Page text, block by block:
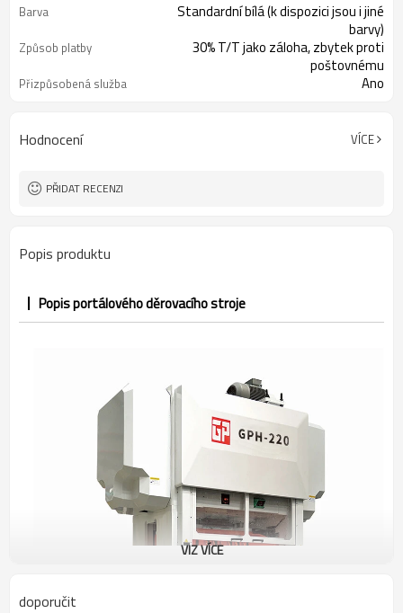
Barva
Standardní bílá (k dispozici jsou i jiné
barvy)
Způsob platby
30% T/T jako záloha, zbytek proti
poštovnému
Přizpůsobená služba Ano
Hodnocení VÍCE
PŘIDAT RECENZI
Popis produktu
Popis portálového děrovacího stroje
VIZ VÍCE
doporučit